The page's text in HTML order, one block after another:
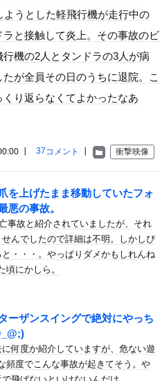
・・・
る・・・
るｗｗｗｗｗｗｗｗ...
嫌になって...
、をアイドルの誕生日...
前らの周りにもこんな...
史的渇水！
ようとした軽飛行機が走行中の
ラと接触して炎上。その事故のビ
行機の2人とタンドラの3人が病
が全員その日のうちに退院。こ
くり返らなくてよかったなあ
衝撃映像
37コメント
┃
を上げたまま移動していたフォ
悪の事故。
事故と紹介されていましたが、それ
んでしたので詳細は不明。しかしぴ
・・・。やっぱりダメかもしれんね
頃にかしら。
ーザンスイングで絶対にやっち
何度か紹介していますが、危ない遊
頻度でこんな事故が起きてそう。や